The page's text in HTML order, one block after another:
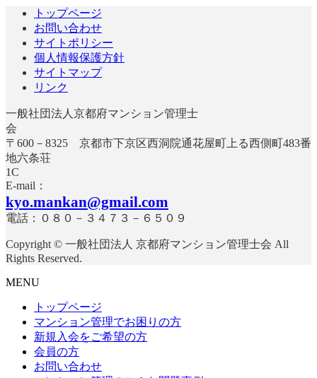
トップページ
お問い合わせ
サイトポリシー
個人情報保護方針
サイトマップ
リンク
一般社団法人京都府マンション管理士
〒600－8325 京都市下京区西洞院通花屋町上る西側町483番
地六条荘
E-mail：
kyo.mankan@gmail.com
電話：０８０－３４７３－６５０９
Copyright © 一般社団法人 京都府マンション管理士会 All
Rights Reserved.
MENU
トップページ
マンション管理でお困りの方
新規入会をご希望の方
会員の方
お問い合わせ